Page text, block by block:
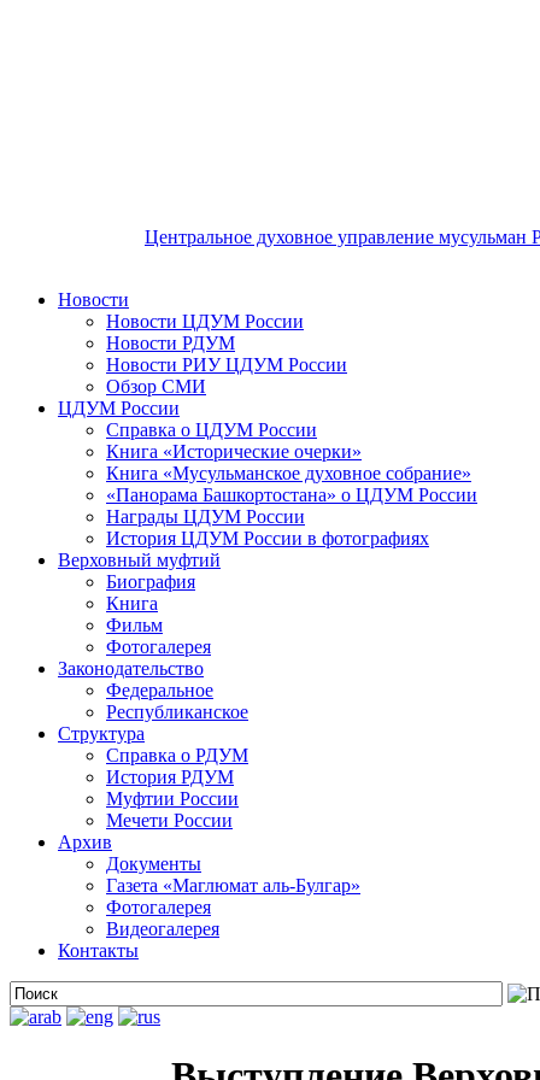
Центральное духовное управление мусульман
Новости
Новости ЦДУМ России
Новости РДУМ
Новости РИУ ЦДУМ России
Обзор СМИ
ЦДУМ России
Справка о ЦДУМ России
Книга «Исторические очерки»
Книга «Мусульманское духовное собрание»
«Панорама Башкортостана» о ЦДУМ России
Награды ЦДУМ России
История ЦДУМ России в фотографиях
Верховный муфтий
Биография
Книга
Фильм
Фотогалерея
Законодательство
Федеральное
Республиканское
Структура
Справка о РДУМ
История РДУМ
Муфтии России
Мечети России
Архив
Документы
Газета «Маглюмат аль-Булгар»
Фотогалерея
Видеогалерея
Контакты